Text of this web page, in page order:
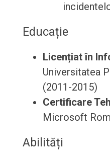
Educație
Licențiat în
Universitatea
(2011-2015)
Certificare
Microsoft
Abilități